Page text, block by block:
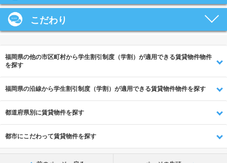
こだわり
福岡県の他の市区町村から学生割引制度（学割）が適用できる賃貸物件物件
を探す
福岡県の沿線から学生割引制度（学割）が適用できる賃貸物件物件を探す
都道府県別に賃貸物件を探す
都市にこだわって賃貸物件を探す